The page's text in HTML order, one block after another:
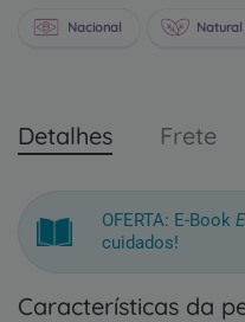
Nacional Natural
Detalhes Frete
OFERTA: E-Book
cuidados!
características da